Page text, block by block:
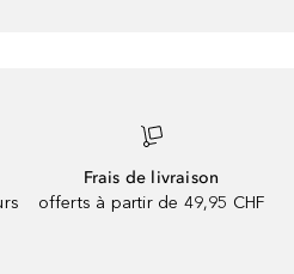
Frais de livraison
offerts à partir de 49,95 CHF